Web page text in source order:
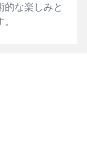
的な楽しみと